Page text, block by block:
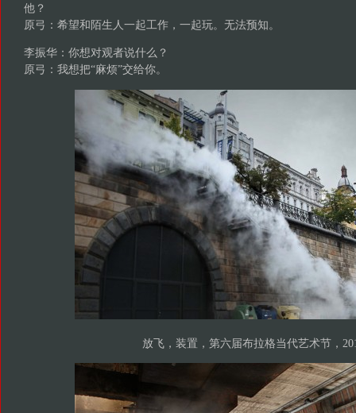
他？
原弓：希望和陌生人一起工作，一起玩。无法预知。
李振华：你想对观者说什么？
原弓：我想把“麻烦”交给你。
放飞，装置，第六届布拉格当代艺术节，